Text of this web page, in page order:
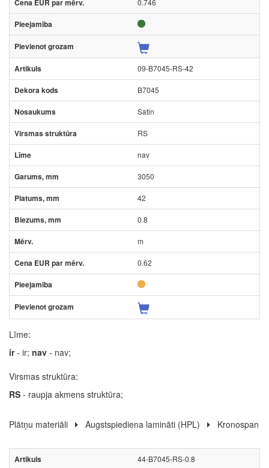
09-B7045-RS-42
B7045
Satin
RS
nav
3050
42
0.8
m
0.62
Līme:
ir- ir; nav - nav;
Virsmas struktūra:
RS - raupja akmens struktūra;
Plātņu materiāli Augstspiediena lamināti (HPL) Kronospan
44-B7045-RS-0.8